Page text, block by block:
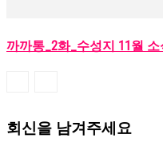
까까통_2화_수성지 11월 소
회신을 남겨주세요